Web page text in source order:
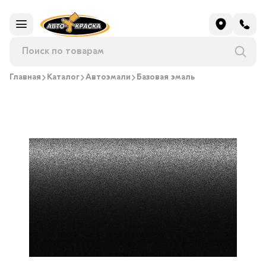
Главная Каталог Автоэмали Базовая эмаль